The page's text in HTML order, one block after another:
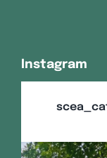
Instagram